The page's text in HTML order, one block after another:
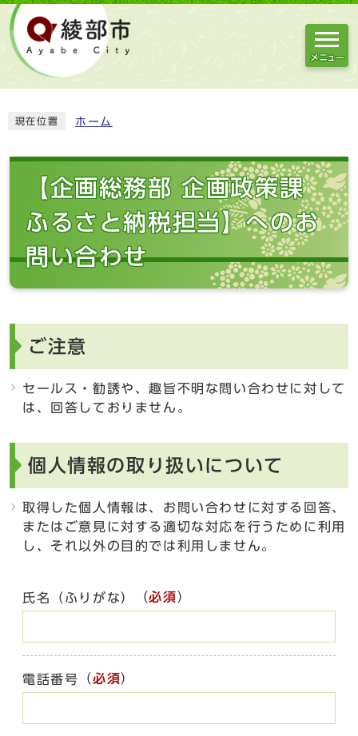
メニュー
現在位置 ホーム
【企画総務部 企画政策課
ふるさと納税担当】へのお
問い合わせ
ご注意
セールス・勧誘や、趣旨不明な問い合わせに対して
は、回答しておりません。
個人情報の取り扱いについて
取得した個人情報は、お問い合わせに対する回答、
またはご意見に対する適切な対応を行うために利用
し、それ以外の目的では利用しません。
氏名（ふりがな） （必須）
電話番号 （必須）